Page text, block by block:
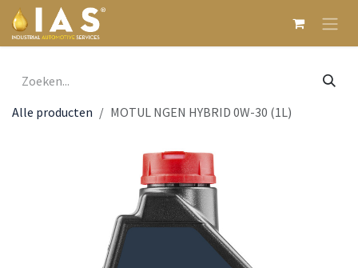
Overslaan naar inhoud
Alle producten MOTUL NGEN HYBRID 0W-30 (1L)